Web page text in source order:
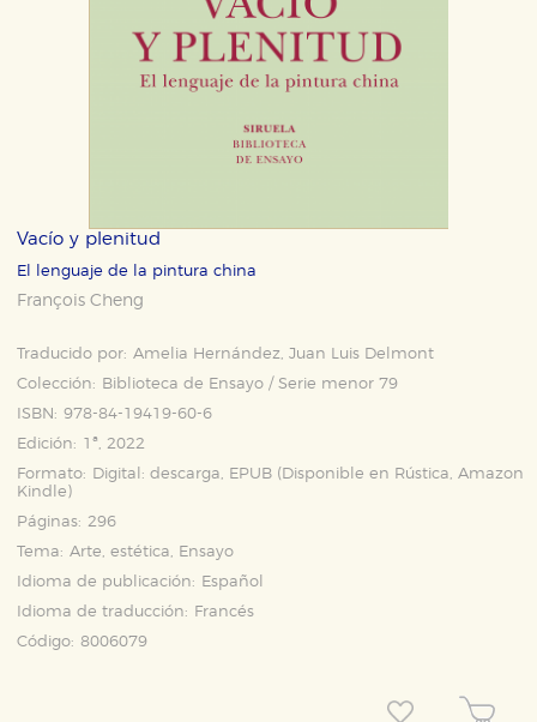
Vacío y plenitud
El lenguaje de la pintura china
François Cheng
Traducido por: Amelia Hernández, Juan Luis Delmont
Colección:
Biblioteca de Ensayo / Serie menor 79
ISBN: 978-84-19419-60-6
Edición: 1ª, 2022
Formato:
Digital: descarga, EPUB (Disponible en Rústica,Amazon
Kindle )
Páginas: 296
Tema: Arte, estética, Ensayo
Idioma de publicación:
Español
Idioma de traducción:
Francés
Código: 8006079